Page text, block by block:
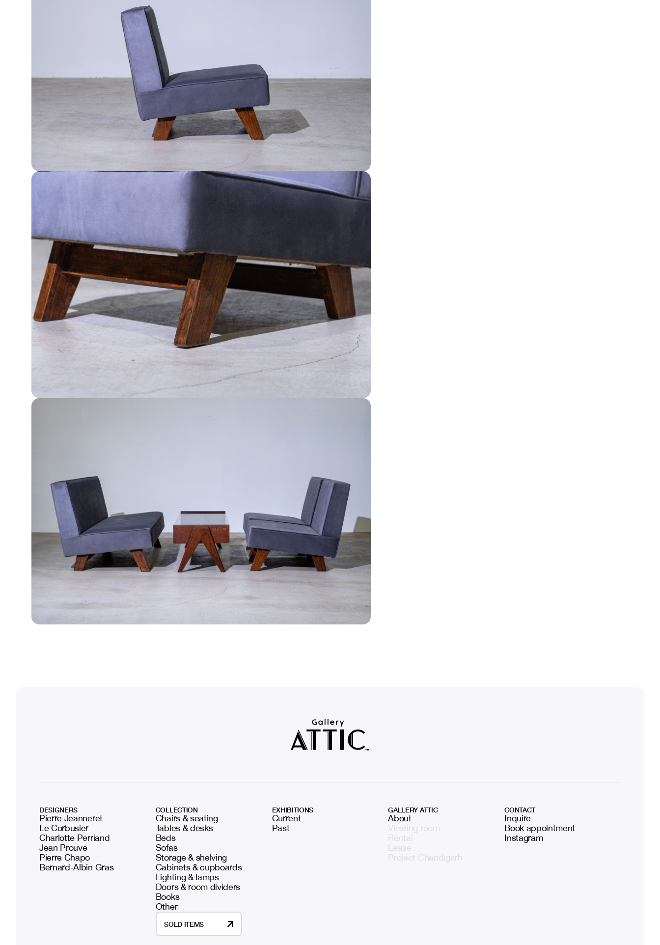
DESIGNERS
Pierre Jeanneret
Le Corbusier
Charlotte Perriand
Jean Prouve
Pierre Chapo
Bernard-Albin Gras
COLLECTION
Chairs & seating
Tables & desks
Beds
Sofas
Storage & shelving
Cabinets & cupboards
Lighting & lamps
Doors & room dividers
Books
Other
SOLD ITEMS
EXHIBITIONS
Current
Past
GALLERY ATTIC
About
Viewing room
Rental
Lease
Project Chandigarh
CONTACT
Inquire
Book appointment
Instagram